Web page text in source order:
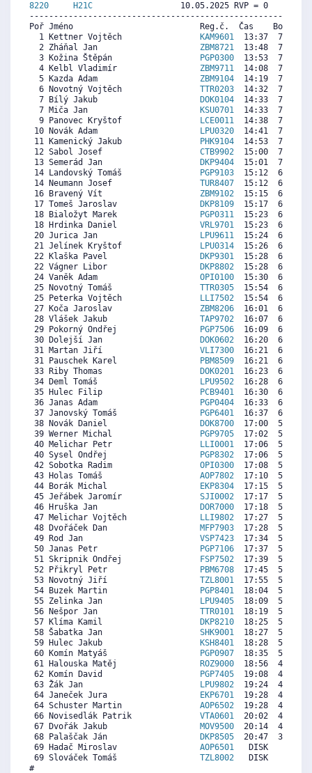
8220
H21C
10.05.2025 RVP = 0     IP
Poř Jméno                          Reg.č.  Čas    Body
  1 Kettner Vojtěch
KAM9601
13:37  7853
  2 Zháňal Jan
ZBM8721
13:48  7749
  3 Kožina Štěpán
PGP0300
13:53  7702
  4 Kelbl Vladimír
ZBM9711
14:08  7561
  5 Kazda Adam
ZBM9104
14:19  7458
  6 Novotný Vojtěch
TTR0203
14:32  7336
  7 Bílý Jakub
DOK0104
14:33  7326
  7 Miča Jan
KSU0701
14:33  7326
  9 Panovec Kryštof
LCE0011
14:38  7279
10 Novák Adam
LPU0320
14:41  7251
11 Kamenický Jakub
PHK9104
14:53  7138
12 Sabol Josef CTB9902
15:00  7072
13 Semerád Jan
DKP9404
15:01  7063
14 Landovský Tomáš
PGP9103
15:12  6959
14 Neumann Josef TUR8407
15:12  6959
16 Bravený Vít ZBM9102
15:15  6931
17 Tomeš Jaroslav
DKP8109
15:17  6912
18 Bialožyt Marek
PGP0311
15:23  6856
18 Hrdinka Daniel VRL9701
15:23  6856
20 Jurica Jan
LPU9611
15:24  6847
21 Jelínek Kryštof
LPU0314
15:26  6828
22 Klaška Pavel
DKP9301
15:28  6809
22 Vágner Libor
DKP8802
15:28  6809
24 Vaněk Adam OPI0100
15:30  6790
25 Novotný Tomáš TTR0305
15:54  6564
25 Peterka Vojtěch
LLI7502
15:54  6564
27 Koča Jaroslav ZBM8206
16:01  6499
28 Vlášek Jakub TAP9702
16:07  6442
29 Pokorný Ondřej
PGP7506
16:09  6423
30 Dolejší Jan
DOK0602
16:20  6320
31 Martan Jiří VLI7300
16:21  6310
31 Pauschek Karel
PBM8509
16:21  6310
33 Riby Thomas
DOK0201
16:23  6292
34 Deml Tomáš
LPU9502
16:28  6245
35 Hulec Filip
PCB9401
16:30  6226
36 Janas Adam
PGP0404
16:33  6198
37 Janovský Tomáš
PGP6401
16:37  6160
38 Novák Daniel
DOK8700
17:00  5944
39 Werner Michal
PGP9705
17:02  5925
40 Melichar Petr
LLI0001
17:06  5887
40 Sysel Ondřej
PGP8302
17:06  5887
42 Sobotka Radim OPI0300
17:08  5868
43 Holas Tomáš AOP7802
17:10  5850
44 Borák Michal
EKP8304
17:15  5803
45 Jeřábek Jaromír SJI0002
17:17  5784
46 Hruška Jan
DOR7000
17:18  5774
47 Melichar Vojtěch
LLI9802
17:27  5690
48 Dvořáček Dan MFP7903
17:28  5680
49 Rod Jan VSP7423
17:34  5624
50 Janas Petr
PGP7106
17:37  5596
51 Skripnik Ondřej
FSP7502
17:39  5577
52 Přikryl Petr
PBM6708
17:45  5521
53 Novotný Jiří TZL8001
17:55  5426
54 Buzek Martin
PGP8401
18:04  5342
55 Zelinka Jan
LPU9405
18:09  5295
56 Nešpor Jan TTR0101
18:19  5201
57 Klíma Kamil
DKP8210
18:25  5144
58 Šabatka Jan SHK9001
18:27  5126
59 Hulec Jakub
KSH8401
18:28  5116
60 Komín Matyáš
PGP0907
18:35  5050
61 Halouska Matěj
ROZ9000
18:56  4853
62 Komín David
PGP7405
19:08  4740
63 Žák Jan
LPU9802
19:24  4589
64 Janeček Jura
EKP6701
19:28  4552
64 Schuster Martin AOP6502
19:28  4552
66 Novisedlák Patrik VTA0601
20:02  4232
67 Dvořák Jakub MOV9500
20:14  4119
68 Palaščak Ján
DKP8505
20:47  3809
69 Hadač Miroslav AOP6501
DISK     0
69 Slováček Tomáš TZL8002
DISK     0